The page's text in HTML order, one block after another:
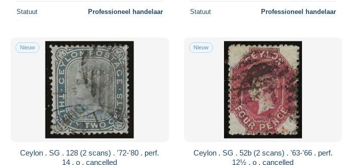
Statuut Professioneel handelaar Statuut Professioneel handelaar
Nieuw
Ceylon . SG . 128 (2 scans) . '72-'80 . perf.
14 . o . cancelled
Nieuw
Ceylon . SG . 52b (2 scans) . '63-'66 . perf.
12½ . o . cancelled